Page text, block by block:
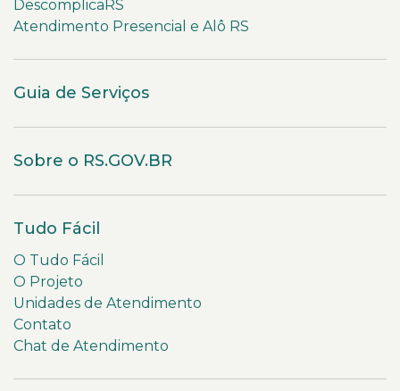
DescomplicaRS
Atendimento Presencial e Alô RS
Guia de Serviços
Sobre o RS.GOV.BR
Tudo Fácil
O Tudo Fácil
O Projeto
Unidades de Atendimento
Contato
Chat de Atendimento